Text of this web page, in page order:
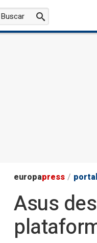
europapress /
Asus